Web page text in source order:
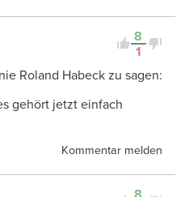
8
1
Roland Habeck zu sagen:
gehört jetzt einfach
Kommentar melden